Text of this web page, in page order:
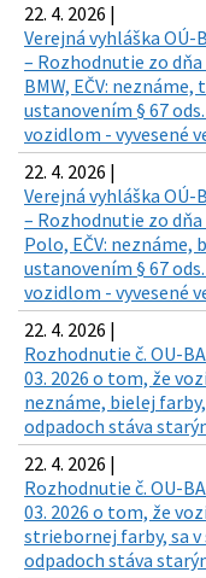
22. 4. 2026 |
Verejná vyhláška OÚ-
– Rozhodnutie zo
BMW, EČV:
ustanovením § 67
vozidlom - vyvesené
22. 4. 2026 |
Verejná vyhláška OÚ-
– Rozhodnutie zo dňa
Polo, EČV: neznáme,
ustanovením § 67
vozidlom - vyvesené
22. 4. 2026 |
Rozhodnutie č. OU-
03. 2026 o tom, že
neznáme, bielej farby,
odpadoch stáva
22. 4. 2026 |
Rozhodnutie č. OU-
03. 2026 o tom, že
striebornej farby, sa v
odpadoch stáva